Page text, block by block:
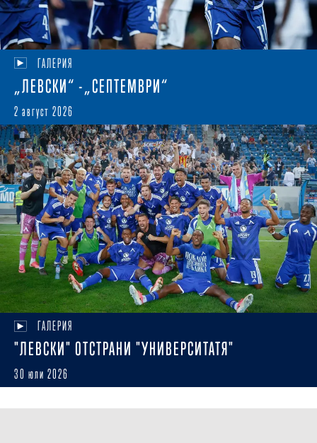
ГАЛЕРИЯ
„ЛЕВСКИ“ -„СЕПТЕМВРИ“
2 август 2026
ГАЛЕРИЯ
"ЛЕВСКИ" ОТСТРАНИ "УНИВЕРСИТАТЯ"
30 юли 2026